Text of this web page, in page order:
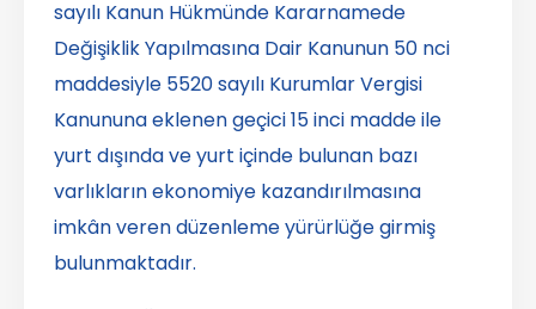
sayılı Kanun Hükmünde Kararnamede
Değişiklik Yapılmasına Dair Kanunun 50 nci
maddesiyle 5520 sayılı Kurumlar Vergisi
Kanununa eklenen geçici 15 inci madde ile
yurt dışında ve yurt içinde bulunan bazı
varlıkların ekonomiye kazandırılmasına
imkân veren düzenleme yürürlüğe girmiş
bulunmaktadır.